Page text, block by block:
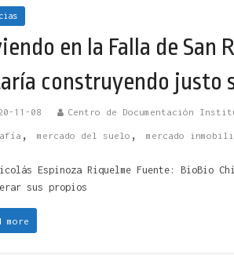
en la Falla de San
construyendo justo
11-08 Centro de Documentación
, mercado del suelo , mercado
Espinoza Riquelme Fuente: BioBio
sus propios
more